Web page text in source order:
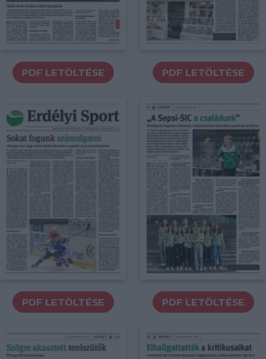
PDF LETÖLTÉSE PDF LETÖLTÉSE
PDF LETÖLTÉSE PDF LETÖLTÉSE